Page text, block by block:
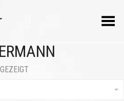
Menü umschalten